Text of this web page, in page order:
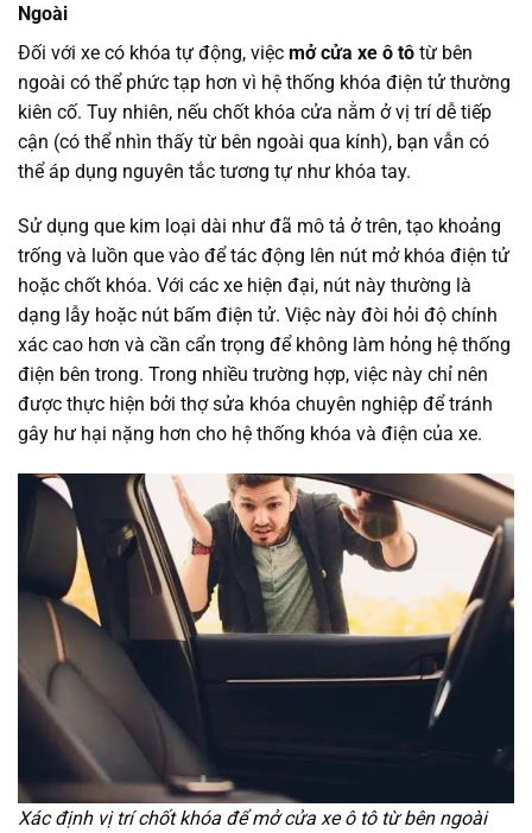
Ngoài
Đối với xe có khóa tự động, việc mở cửa xe ô tô từ bên
ngoài có thể phức tạp hơn vì hệ thống khóa điện tử thường
kiên cố. Tuy nhiên, nếu chốt khóa cửa nằm ở vị trí dễ tiếp
cận (có thể nhìn thấy từ bên ngoài qua kính), bạn vẫn có
thể áp dụng nguyên tắc tương tự như khóa tay.
Sử dụng que kim loại dài như đã mô tả ở trên, tạo khoảng
trống và luồn que vào để tác động lên nút mở khóa điện tử
hoặc chốt khóa. Với các xe hiện đại, nút này thường là
dạng lẫy hoặc nút bấm điện tử. Việc này đòi hỏi độ chính
xác cao hơn và cần cẩn trọng để không làm hỏng hệ thống
điện bên trong. Trong nhiều trường hợp, việc này chỉ nên
được thực hiện bởi thợ sửa khóa chuyên nghiệp để tránh
gây hư hại nặng hơn cho hệ thống khóa và điện của xe.
Xác định vị trí chốt khóa để mở cửa xe ô tô từ bên ngoài